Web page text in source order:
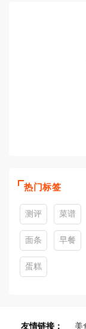
热门标签
测评 菜谱
面条 早餐
蛋糕
友情链接： 美